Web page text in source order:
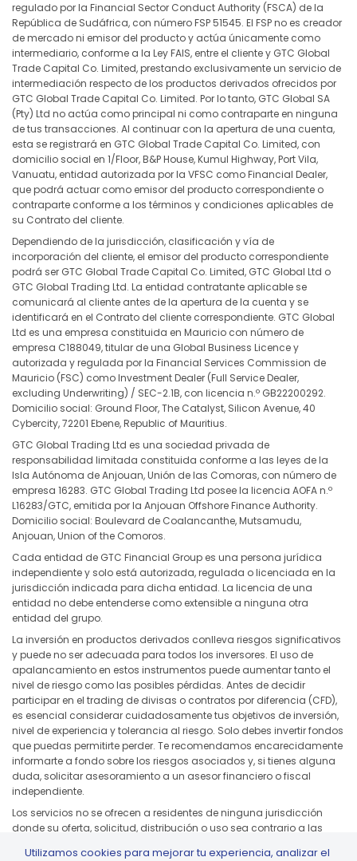
regulado por la Financial Sector Conduct Authority (FSCA) de la
República de Sudáfrica, con número FSP 51545. El FSP no es creador
de mercado ni emisor del producto y actúa únicamente como
intermediario, conforme a la Ley FAIS, entre el cliente y GTC Global
Trade Capital Co. Limited, prestando exclusivamente un servicio de
intermediación respecto de los productos derivados ofrecidos por
GTC Global Trade Capital Co. Limited. Por lo tanto, GTC Global SA
(Pty) Ltd no actúa como principal ni como contraparte en ninguna
de tus transacciones. Al continuar con la apertura de una cuenta,
esta se registrará en GTC Global Trade Capital Co. Limited, con
domicilio social en 1/Floor, B&P House, Kumul Highway, Port Vila,
Vanuatu, entidad autorizada por la VFSC como Financial Dealer,
que podrá actuar como emisor del producto correspondiente o
contraparte conforme a los términos y condiciones aplicables de
su Contrato del cliente.
Dependiendo de la jurisdicción, clasificación y vía de
incorporación del cliente, el emisor del producto correspondiente
podrá ser GTC Global Trade Capital Co. Limited, GTC Global Ltd o
GTC Global Trading Ltd. La entidad contratante aplicable se
comunicará al cliente antes de la apertura de la cuenta y se
identificará en el Contrato del cliente correspondiente. GTC Global
Ltd es una empresa constituida en Mauricio con número de
empresa C188049, titular de una Global Business Licence y
autorizada y regulada por la Financial Services Commission de
Mauricio (FSC) como Investment Dealer (Full Service Dealer,
excluding Underwriting) / SEC-2.1B, con licencia n.º GB22200292.
Domicilio social: Ground Floor, The Catalyst, Silicon Avenue, 40
Cybercity, 72201 Ebene, Republic of Mauritius.
GTC Global Trading Ltd es una sociedad privada de
responsabilidad limitada constituida conforme a las leyes de la
Isla Autónoma de Anjouan, Unión de las Comoras, con número de
empresa 16283. GTC Global Trading Ltd posee la licencia AOFA n.º
L16283/GTC, emitida por la Anjouan Offshore Finance Authority.
Domicilio social: Boulevard de Coalancanthe, Mutsamudu,
Anjouan, Union of the Comoros.
Cada entidad de GTC Financial Group es una persona jurídica
independiente y solo está autorizada, regulada o licenciada en la
jurisdicción indicada para dicha entidad. La licencia de una
entidad no debe entenderse como extensible a ninguna otra
entidad del grupo.
La inversión en productos derivados conlleva riesgos significativos
y puede no ser adecuada para todos los inversores. El uso de
apalancamiento en estos instrumentos puede aumentar tanto el
nivel de riesgo como las posibles pérdidas. Antes de decidir
participar en el trading de divisas o contratos por diferencia (CFD),
es esencial considerar cuidadosamente tus objetivos de inversión,
nivel de experiencia y tolerancia al riesgo. Solo debes invertir fondos
que puedas permitirte perder. Te recomendamos encarecidamente
informarte a fondo sobre los riesgos asociados y, si tienes alguna
duda, solicitar asesoramiento a un asesor financiero o fiscal
independiente.
Los servicios no se ofrecen a residentes de ninguna jurisdicción
donde su oferta, solicitud, distribución o uso sea contrario a las
Japón y cualquier jurisdicción sujeta a sanciones aplicables o
Utilizamos cookies para mejorar tu experiencia, analizar el